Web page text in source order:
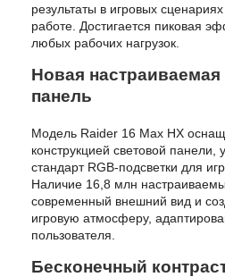
результаты в игровых
работе. Достигается пиковая
любых рабочих нагрузок.
Новая настраиваемая
панель
Модель Raider 16 Max HX
конструкцией световой
стандарт RGB-подсветки для
Наличие 16,8 млн
современный внешний вид и
игровую атмосферу,
пользователя.
Бесконечный